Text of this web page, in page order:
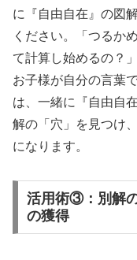
に『自由自在』の図
ください。「つるか
て計算し始めるの？
お子様が自分の言葉
は、一緒に『自由自
解の「穴」を見つけ
になります。
活用術③：別解
の獲得